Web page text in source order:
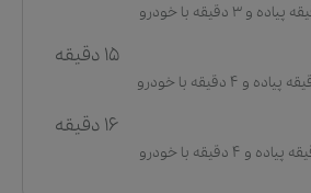
15 دقیقه
16 دقیقه